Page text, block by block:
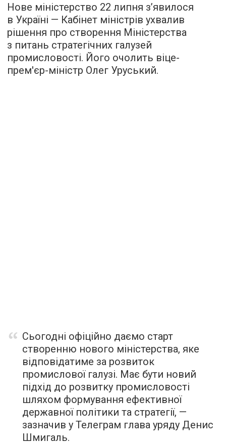
Нове міністерство 22 липня з’явилося
в Україні — Кабінет міністрів ухвалив
рішення про створення Міністерства
з питань стратегічних галузей
промисловості. Його очолить віце-
прем'єр-міністр Олег Уруський.
Сьогодні офіційно даємо старт
створенню нового міністерства, яке
відповідатиме за розвиток
промислової галузі. Має бути новий
підхід до розвитку промисловості
шляхом формування ефективної
державної політики та стратегії, —
зазначив у Телеграм глава уряду Денис
Шмигаль.